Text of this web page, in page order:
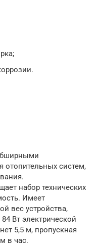
отопительных систем,
набор технических
Имеет
вес устройства,
Вт электрической
5,5 м, пропускная
в час.